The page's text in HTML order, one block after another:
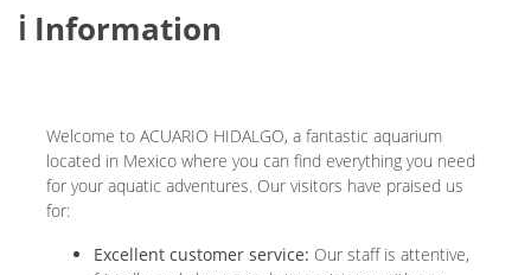
ℹ️ Information
Welcome to ACUARIO HIDALGO, a fantastic aquarium
located in Mexico where you can find everything you need
for your aquatic adventures. Our visitors have praised us
for:
Excellent customer service: Our staff is attentive,